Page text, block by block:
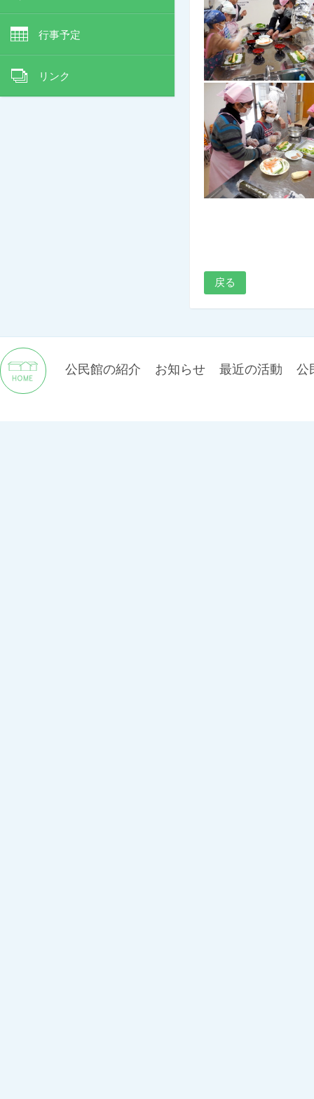
行事予定
リンク
戻る
公民館の紹介 お知らせ 最近の活動 公